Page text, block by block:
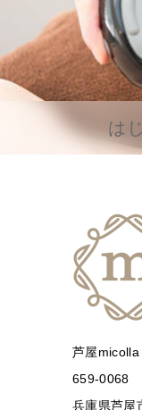
は
芦屋micolla
659-0068
兵庫県芦屋